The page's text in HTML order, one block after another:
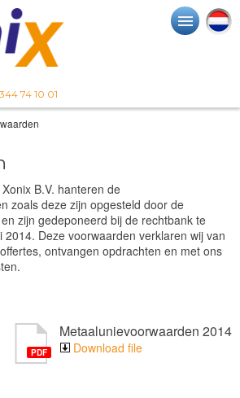
74 10 01
B.V. hanteren de
zoals deze zijn opgesteld door de
zijn gedeponeerd bij de rechtbank te
2014. Deze voorwaarden verklaren wij van
ontvangen opdrachten en met ons
PDF
Metaalunievoorwaarden 2014
Download file